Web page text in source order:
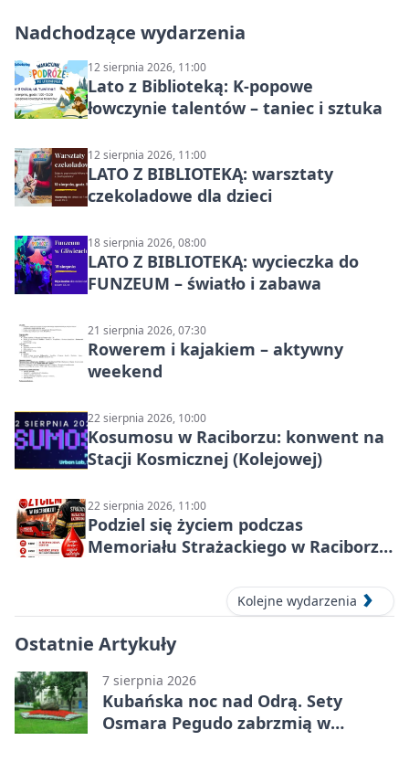
Nadchodzące wydarzenia
12 sierpnia 2026, 11:00
Lato z Biblioteką: K-popowe
łowczynie talentów – taniec i sztuka
12 sierpnia 2026, 11:00
LATO Z BIBLIOTEKĄ: warsztaty
czekoladowe dla dzieci
18 sierpnia 2026, 08:00
LATO Z BIBLIOTEKĄ: wycieczka do
FUNZEUM – światło i zabawa
21 sierpnia 2026, 07:30
Rowerem i kajakiem – aktywny
weekend
22 sierpnia 2026, 10:00
Kosumosu w Raciborzu: konwent na
Stacji Kosmicznej (Kolejowej)
22 sierpnia 2026, 11:00
Podziel się życiem podczas
Memoriału Strażackiego w Raciborzu
Kolejne wydarzenia
Ostatnie Artykuły
7 sierpnia 2026
Kubańska noc nad Odrą. Sety
Osmara Pegudo zabrzmią w